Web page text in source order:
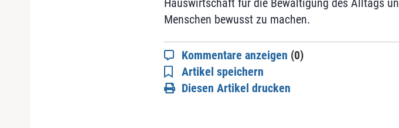
Hauswirtschaft für die Bewältigung des Alltags
Menschen bewusst zu machen.
Kommentare anzeigen (0)
Artikel speichern
Diesen Artikel drucken